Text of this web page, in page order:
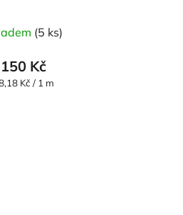
(5 ks)
150 Kč
Kč / 1 m